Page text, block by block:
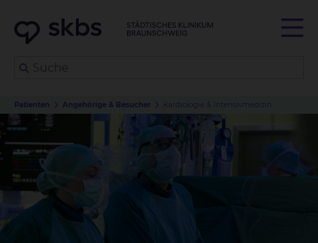
Patienten Angehörige & Besucher Kardiologie & Intensivmedizin